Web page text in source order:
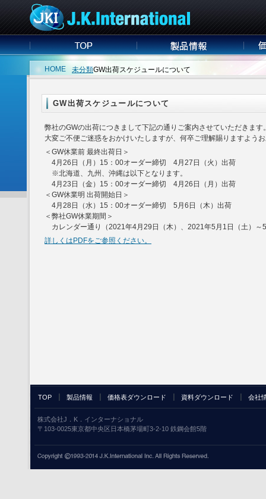
HOME 未分類GW出荷スケジュールについて
GW出荷スケジュールについて
弊社のGWの出荷につきまして下記の通りご案内させていただきます
大変ご不便ご迷惑をおかけいたしますが、何卒ご理解賜りますよう
＜GW休業前 最終出荷日＞
4月26日（月）15：00オーダー締切 4月27日（火）出荷
※北海道、九州、沖縄は以下となります。
4月23日（金）15：00オーダー締切 4月26日（月）出荷
＜GW休業明 出荷開始日＞
4月28日（水）15：00オーダー締切 5月6日（木）出荷
＜弊社GW休業期間＞
カレンダー通り（2021年4月29日（木）、2021年5月1日（土）～
詳しくはPDFをご参照ください。
TOP 製品情報 価格表ダウンロード 資料ダウンロード 会社
株式会社J．K．インターナショナル
〒103-0025東京都中央区日本橋茅場町3-2-10 鉄鋼会館5階